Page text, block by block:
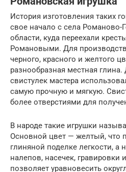
История изготовления таких
свое начало с села
области, куда переехали
Романовыми. Для
черного, красного и желтого
разнообразная местная
свистулек мастера
самую прочную и мягкую.
более отверстиями для
В народе такие игрушки
Основной цвет — желтый, что
глиняной поделке легкости, а
налепов, насечек, гравировки
позволяет уравновесить